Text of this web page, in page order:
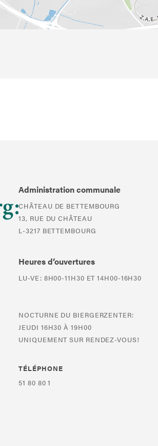
Administration communale
CHÂTEAU DE BETTEMBOURG
13, RUE DU CHÂTEAU
L-3217 BETTEMBOURG
Heures d’ouvertures
LU-VE: 8H00-11H30 ET 14H00-16H30
NOCTURNE DU BIERGERZENTER:
JEUDI 16H30 À 19H00
UNIQUEMENT SUR RENDEZ-VOUS!
TÉLÉPHONE
51 80 80 1